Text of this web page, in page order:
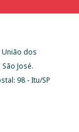
dos
José.
98 - Itu/SP